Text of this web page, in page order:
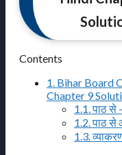
Contents
1. Bihar Board
Chapter 9
1.1. पाठ से
1.2. पाठ से
1.3.